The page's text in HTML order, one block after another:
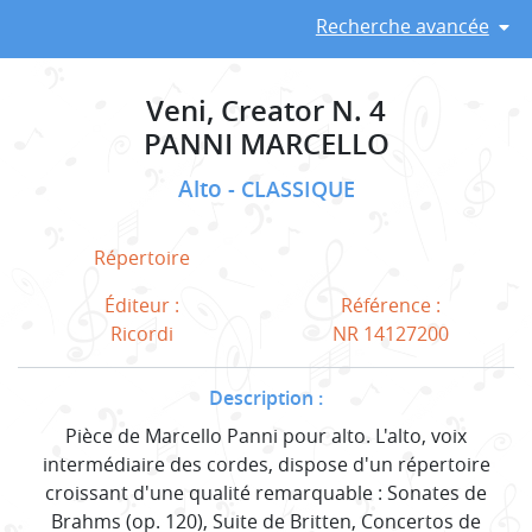
Recherche avancée
Veni, Creator N. 4
PANNI MARCELLO
Alto CLASSIQUE
Répertoire
Éditeur :
Ricordi
Référence :
NR 14127200
Description :
Pièce de Marcello Panni pour alto. L'alto, voix
intermédiaire des cordes, dispose d'un répertoire
croissant d'une qualité remarquable : Sonates de
Brahms (op. 120), Suite de Britten, Concertos de